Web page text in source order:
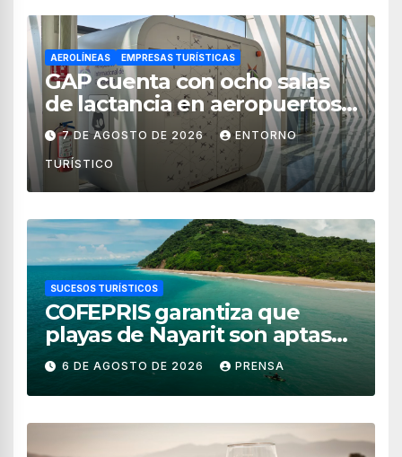
AEROLÍNEAS EMPRESAS TURÍSTICAS
GAP cuenta con ocho salas
de lactancia en aeropuertos
de México
7 DE AGOSTO DE 2026 ENTORNO
TURÍSTICO
SUCESOS TURÍSTICOS
COFEPRIS garantiza que
playas de Nayarit son aptas
para uso recreativo
6 DE AGOSTO DE 2026 PRENSA